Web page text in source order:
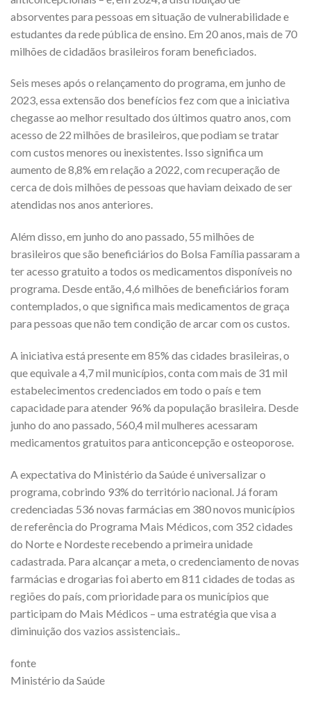
absorventes para pessoas em situação de vulnerabilidade e
estudantes da rede pública de ensino. Em 20 anos, mais de 70
milhões de cidadãos brasileiros foram beneficiados.
Seis meses após o relançamento do programa, em junho de
2023, essa extensão dos benefícios fez com que a iniciativa
chegasse ao melhor resultado dos últimos quatro anos, com
acesso de 22 milhões de brasileiros, que podiam se tratar
com custos menores ou inexistentes. Isso significa um
aumento de 8,8% em relação a 2022, com recuperação de
cerca de dois milhões de pessoas que haviam deixado de ser
atendidas nos anos anteriores.
Além disso, em junho do ano passado, 55 milhões de
brasileiros que são beneficiários do Bolsa Família passaram a
ter acesso gratuito a todos os medicamentos disponíveis no
programa. Desde então, 4,6 milhões de beneficiários foram
contemplados, o que significa mais medicamentos de graça
para pessoas que não tem condição de arcar com os custos.
A iniciativa está presente em 85% das cidades brasileiras, o
que equivale a 4,7 mil municípios, conta com mais de 31 mil
estabelecimentos credenciados em todo o país e tem
capacidade para atender 96% da população brasileira. Desde
junho do ano passado, 560,4 mil mulheres acessaram
medicamentos gratuitos para anticoncepção e osteoporose.
A expectativa do Ministério da Saúde é universalizar o
programa, cobrindo 93% do território nacional. Já foram
credenciadas 536 novas farmácias em 380 novos municípios
de referência do Programa Mais Médicos, com 352 cidades
do Norte e Nordeste recebendo a primeira unidade
cadastrada. Para alcançar a meta, o credenciamento de novas
farmácias e drogarias foi aberto em 811 cidades de todas as
regiões do país, com prioridade para os municípios que
participam do Mais Médicos – uma estratégia que visa a
diminuição dos vazios assistenciais..
fonte
Ministério da Saúde